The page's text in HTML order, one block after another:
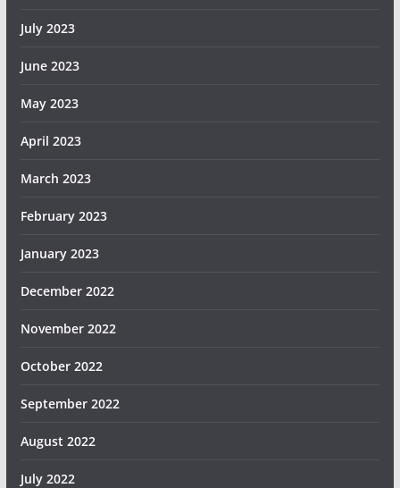
July 2023
June 2023
May 2023
April 2023
March 2023
February 2023
January 2023
December 2022
November 2022
October 2022
September 2022
August 2022
July 2022